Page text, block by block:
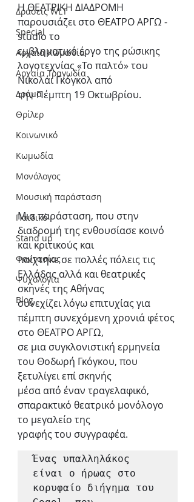
Δράσεις WLT
Special
Αρχαία Κωμωδία
Αρχαία Τραγωδία
Δράμα
Θρίλερ
Κοινωνικό
Κωμωδία
Μονόλογος
Μουσική παράσταση
Παιδικό
Stand up
Φαντασίας
Ψυχολογία
Blog
Η ΘΕΑΤΡΙΚΗ ΔΙΑΔΡΟΜΗ
παρουσιάζει στο ΘΕΑΤΡΟ ΑΡΓΩ -
studio το
εμβληματικό έργο της ρώσικης
λογοτεχνίας «Το παλτό» του
Νικολάι Γκόγκολ από
την Πέμπτη 19 Οκτωβρίου.
Μια παράσταση, που στην
διαδρομή της ενθουσίασε κοινό
και κριτικούς και
παίχτηκε σε πολλές πόλεις τις
Ελλάδας αλλά και θεατρικές
σκηνές της Αθήνας
συνεχίζει λόγω επιτυχίας για
πέμπτη συνεχόμενη χρονιά φέτος
στο ΘΕΑΤΡΟ ΑΡΓΩ,
σε μια συγκλονιστική ερμηνεία
του Θοδωρή Γκόγκου, που
ξετυλίγει επί σκηνής
μέσα από έναν τραγελαφικό,
σπαρακτικό θεατρικό μονόλογο
το μεγαλείο της
γραφής του συγγραφέα.
Ένας υπαλληλάκος
είναι ο ήρωας στο
κορυφαίο διήγημα του